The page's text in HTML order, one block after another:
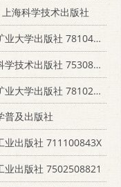
海科学技术出版社
学出版社 7810400274
术出版社 7530806424
学出版社 7810214187
普及出版社
业出版社 711100843X
业出版社 7502508821